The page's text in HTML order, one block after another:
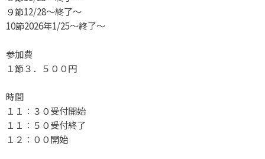
９節12/28～終了～
10節2026年1/25～終了～
参加費
１節３．５００円
時間
１１：３０受付開始
１１：５０受付終了
１２：００開始